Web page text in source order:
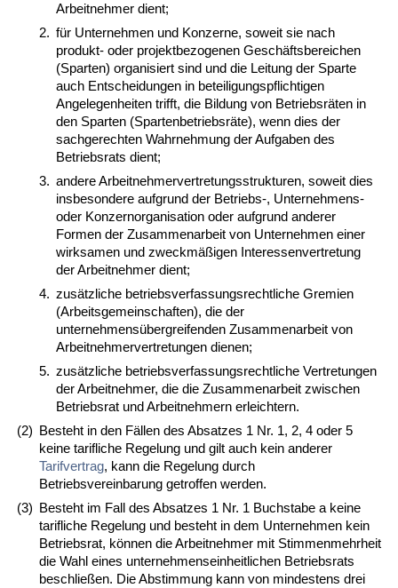
Arbeitnehmer dient;
2. für Unternehmen und Konzerne, soweit sie nach
produkt- oder projektbezogenen Geschäftsbereichen
(Sparten) organisiert sind und die Leitung der Sparte
auch Entscheidungen in beteiligungspflichtigen
Angelegenheiten trifft, die Bildung von Betriebsräten in
den Sparten (Spartenbetriebsräte), wenn dies der
sachgerechten Wahrnehmung der Aufgaben des
Betriebsrats dient;
3. andere Arbeitnehmervertretungsstrukturen, soweit dies
insbesondere aufgrund der Betriebs-, Unternehmens-
oder Konzernorganisation oder aufgrund anderer
Formen der Zusammenarbeit von Unternehmen einer
wirksamen und zweckmäßigen Interessenvertretung
der Arbeitnehmer dient;
4. zusätzliche betriebsverfassungsrechtliche Gremien
(Arbeitsgemeinschaften), die der
unternehmensübergreifenden Zusammenarbeit von
Arbeitnehmervertretungen dienen;
5. zusätzliche betriebsverfassungsrechtliche Vertretungen
der Arbeitnehmer, die die Zusammenarbeit zwischen
Betriebsrat und Arbeitnehmern erleichtern.
(2) Besteht in den Fällen des Absatzes 1 Nr. 1, 2, 4 oder 5
keine tarifliche Regelung und gilt auch kein anderer
Tarifvertrag, kann die Regelung durch
Betriebsvereinbarung getroffen werden.
(3) Besteht im Fall des Absatzes 1 Nr. 1 Buchstabe a keine
tarifliche Regelung und besteht in dem Unternehmen kein
Betriebsrat, können die Arbeitnehmer mit Stimmenmehrheit
die Wahl eines unternehmenseinheitlichen Betriebsrats
beschließen. Die Abstimmung kann von mindestens drei